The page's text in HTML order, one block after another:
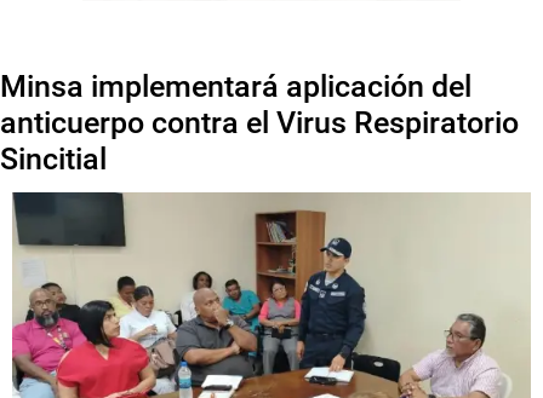
Minsa implementará aplicación del
anticuerpo contra el Virus Respiratorio
Sincitial